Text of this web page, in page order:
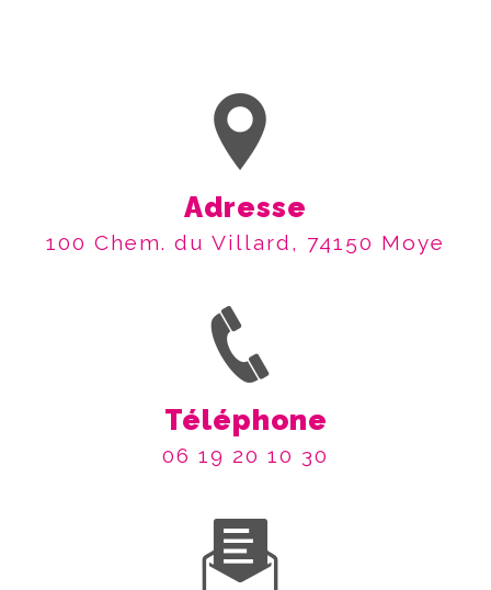
Adresse
100 Chem. du Villard, 74150 Moye
Téléphone
06 19 20 10 30